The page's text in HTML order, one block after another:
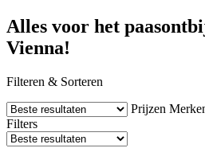
Alles voor het
Vienna!
Filteren & Sorteren
Prijzen
Filters